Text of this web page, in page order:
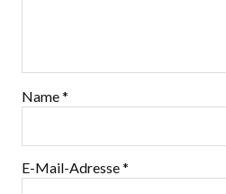
Name*
E-Mail-Adresse*